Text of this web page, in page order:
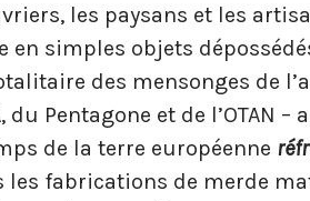
les paysans et les
en simples objets
des mensonges de
Pentagone et de l’OTAN –
de la terre européenne
fabrications de merde